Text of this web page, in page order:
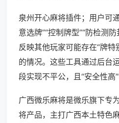
泉州开心麻将插件；用户可
意选牌”“控制牌型”“防检测
反映其他玩家可能存在“牌特
的情况。这些工具通过后台
段实现不平公，且“安全性高
广西微乐麻将是微乐旗下专
将产品，主打广西本土特色